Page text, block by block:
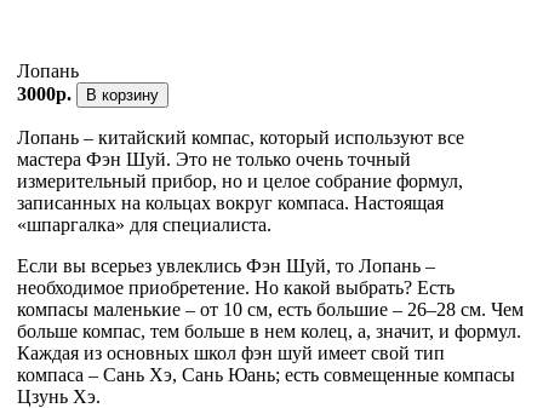
Лопань
3000р.
В корзину
Лопань – китайский компас, который используют все
мастера Фэн Шуй. Это не только очень точный
измерительный прибор, но и целое собрание формул,
записанных на кольцах вокруг компаса. Настоящая
«шпаргалка» для специалиста.
Если вы всерьез увлеклись Фэн Шуй, то Лопань –
необходимое приобретение. Но какой выбрать? Есть
компасы маленькие – от 10 см, есть большие – 26–28 см. Чем
больше компас, тем больше в нем колец, а, значит, и формул.
Каждая из основных школ фэн шуй имеет свой тип
компаса – Сань Хэ, Сань Юань; есть совмещенные компасы
Цзунь Хэ.